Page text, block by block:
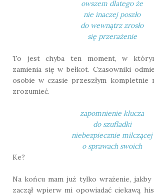
owszem dlatego że
nie inaczej poszło
do wewnątrz zrosło
się przerażenie
To jest chyba ten moment, w
zamienia się w bełkot. Czasowniki
osobie w czasie przeszłym kompletnie
zrozumieć.
zapomnienie klucza
do szufladki
niebezpiecznie milczącej
o sprawach swoich
Ke?
Na końcu mam już tylko wrażenie,
zaczął wpierw mi opowiadać ciekawą